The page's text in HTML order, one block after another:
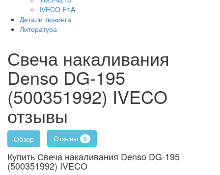
IVECO F1A
Детали тюнинга
Литература
Свеча накаливания
Denso DG-195
(500351992) IVECO
отзывы
Обзор Отзывы 0
Купить Свеча накаливания Denso DG-195
(500351992) IVECO